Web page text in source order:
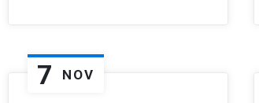
7 NOV